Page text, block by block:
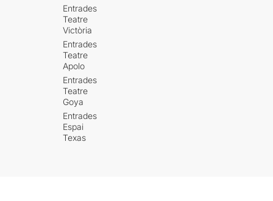
Entrades
Teatre
Victòria
Entrades
Teatre
Apolo
Entrades
Teatre
Goya
Entrades
Espai
Texas